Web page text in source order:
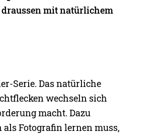
draussen mit natürlichem
Serie. Das natürliche
wechseln sich
macht. Dazu
als Fotografin lernen muss,